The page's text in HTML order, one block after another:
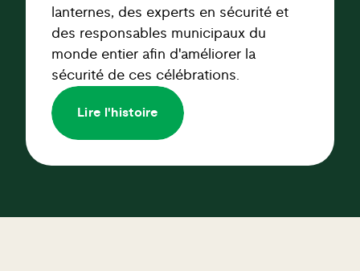
lanternes, des experts en sécurité et
des responsables municipaux du
monde entier afin d'améliorer la
sécurité de ces célébrations.
Lire l'histoire